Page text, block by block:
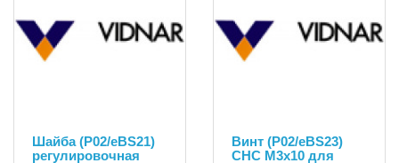
Шайба (P02/eBS21)
регулировочная
Винт (P02/eBS23)
CHC M3x10 для